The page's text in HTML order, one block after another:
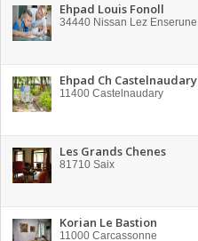
Ehpad Louis Fonoll
34440 Nissan Lez Enserune
Ehpad Ch Castelnaudary
11400 Castelnaudary
Les Grands Chenes
81710 Saix
Korian Le Bastion
11000 Carcassonne